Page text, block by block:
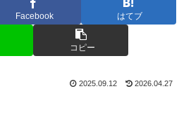
Facebook はてブ
コピー
2025.09.12 2026.04.27